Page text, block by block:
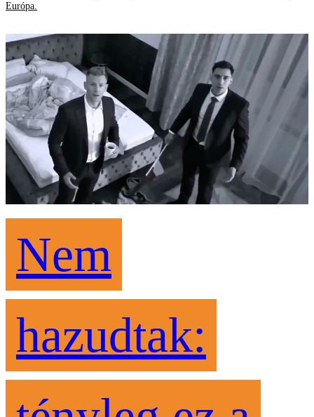
Európa.
Nem
hazudtak: